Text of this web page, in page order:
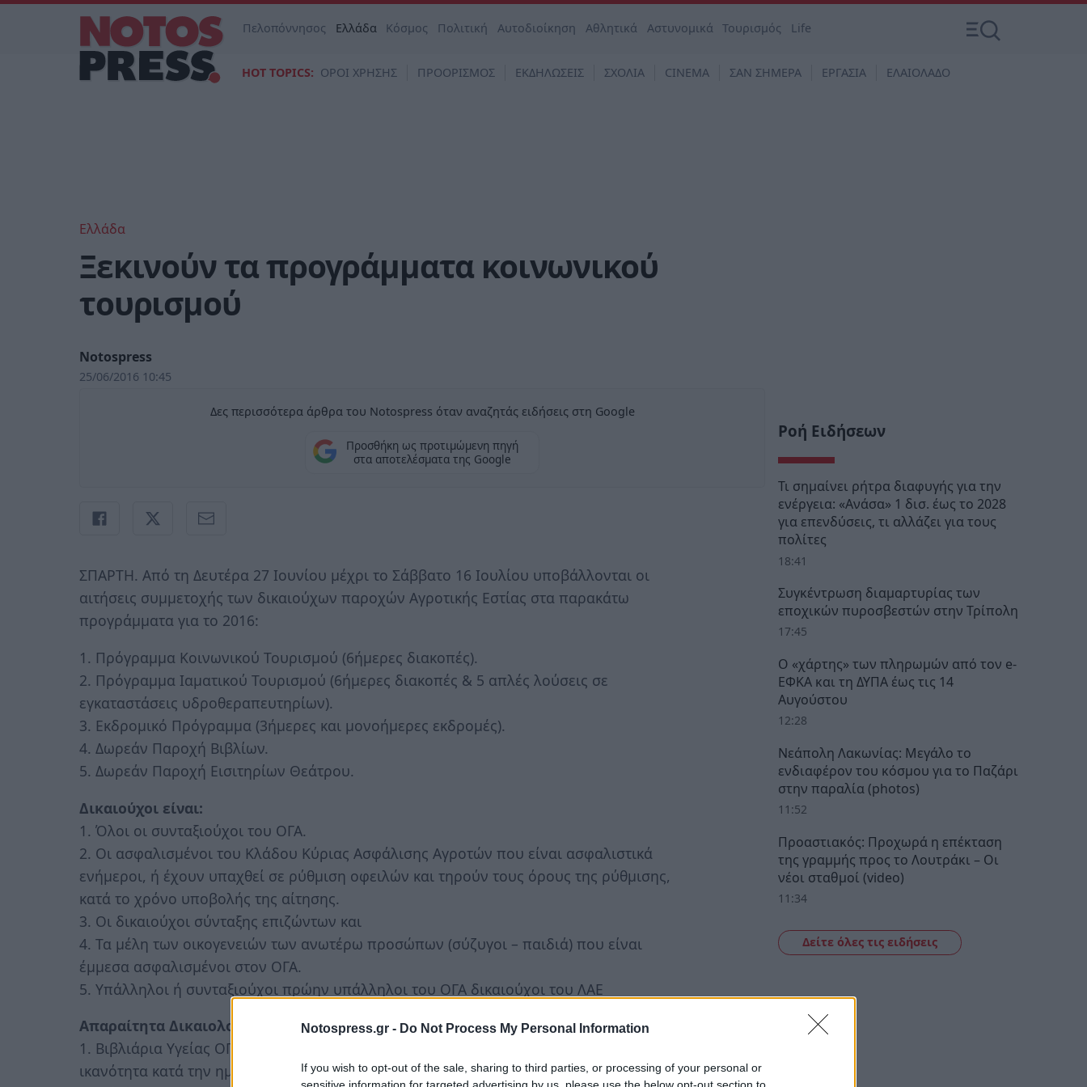
Notospress.gr - Do Not Process My Personal Information
If you wish to opt-out of the sale, sharing to third parties, or processing of your personal or
Πελοπόννησος Ελλάδα Κόσμος Πολιτική Αυτοδιοίκηση Αθλητικά Αστυνομικά Τουρισμός Life
HOT TOPICS: ΟΡΟΙ ΧΡΗΣΗΣ ΠΡΟΟΡΙΣΜΟΣ ΕΚΔΗΛΩΣΕΙΣ ΣΧΟΛΙΑ CINEMA ΣΑΝ ΣΗΜΕΡΑ ΕΡΓΑΣΙΑ ΕΛΑΙΟΛΑΔΟ
Ελλάδα
Ξεκινούν τα προγράμματα κοινωνικού
τουρισμού
Notospress
25/06/2016 10:45
Δες περισσότερα άρθρα του Notospress όταν αναζητάς ειδήσεις στη Google
Προσθήκη ως προτιμώμενη πηγή
στα αποτελέσματα της Google
ΣΠΑΡΤΗ. Από τη Δευτέρα 27 Ιουνίου μέχρι το Σάββατο 16 Ιουλίου υποβάλλονται οι
αιτήσεις συμμετοχής των δικαιούχων παροχών Αγροτικής Εστίας στα παρακάτω
προγράμματα για το 2016:
1. Πρόγραμμα Κοινωνικού Τουρισμού (6ήμερες διακοπές).
2. Πρόγραμμα Ιαματικού Τουρισμού (6ήμερες διακοπές & 5 απλές λούσεις σε
εγκαταστάσεις υδροθεραπευτηρίων).
3. Εκδρομικό Πρόγραμμα (3ήμερες και μονοήμερες εκδρομές).
4. Δωρεάν Παροχή Βιβλίων.
5. Δωρεάν Παροχή Εισιτηρίων Θεάτρου.
Δικαιούχοι είναι:
1. Όλοι οι συνταξιούχοι του ΟΓΑ.
2. Οι ασφαλισμένοι του Κλάδου Κύριας Ασφάλισης Αγροτών που είναι ασφαλιστικά
ενήμεροι, ή έχουν υπαχθεί σε ρύθμιση οφειλών και τηρούν τους όρους της ρύθμισης,
κατά το χρόνο υποβολής της αίτησης.
3. Οι δικαιούχοι σύνταξης επιζώντων και
4. Τα μέλη των οικογενειών των ανωτέρω προσώπων (σύζυγοι – παιδιά) που είναι
έμμεσα ασφαλισμένοι στον ΟΓΑ.
5. Υπάλληλοι ή συνταξιούχοι πρώην υπάλληλοι του ΟΓΑ δικαιούχοι του ΛΑΕ
Απαραίτητα Δικαιολογητικά:
1. Βιβλιάρια Υγείας ΟΓΑ (ατομικό και προστατευόμενων μελών με ενεργή ασφαλιστική
ικανότητα κατά την ημερομηνία υποβολής της αίτησης).
Ροή Ειδήσεων
Τι σημαίνει ρήτρα διαφυγής για την
ενέργεια: «Ανάσα» 1 δισ. έως το 2028
για επενδύσεις, τι αλλάζει για τους
πολίτες
18:41
Συγκέντρωση διαμαρτυρίας των
εποχικών πυροσβεστών στην Τρίπολη
17:45
Ο «χάρτης» των πληρωμών από τον e-
ΕΦΚΑ και τη ΔΥΠΑ έως τις 14
Αυγούστου
12:28
Νεάπολη Λακωνίας: Μεγάλο το
ενδιαφέρον του κόσμου για το Παζάρι
στην παραλία (photos)
11:52
Προαστιακός: Προχωρά η επέκταση
της γραμμής προς το Λουτράκι – Οι
νέοι σταθμοί (video)
11:34
Δείτε όλες τις ειδήσεις